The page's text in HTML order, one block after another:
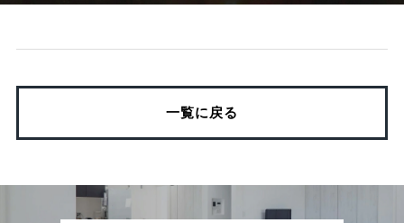
一覧に戻る